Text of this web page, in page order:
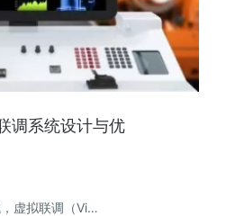
调系统设计与优
虚拟联调（Vi…